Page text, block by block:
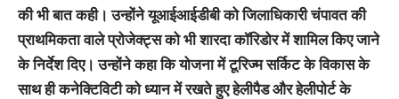
की भी बात कही। उन्होंने यूआईआईडीबी को जिलाधिकारी चंपावत की
प्राथमिकता वाले प्रोजेक्ट्स को भी शारदा कॉरिडोर में शामिल किए जाने
के निर्देश दिए। उन्होंने कहा कि योजना में टूरिज्म सर्किट के विकास के
साथ ही कनेक्टिविटी को ध्यान में रखते हुए हेलीपैड और हेलीपोर्ट के